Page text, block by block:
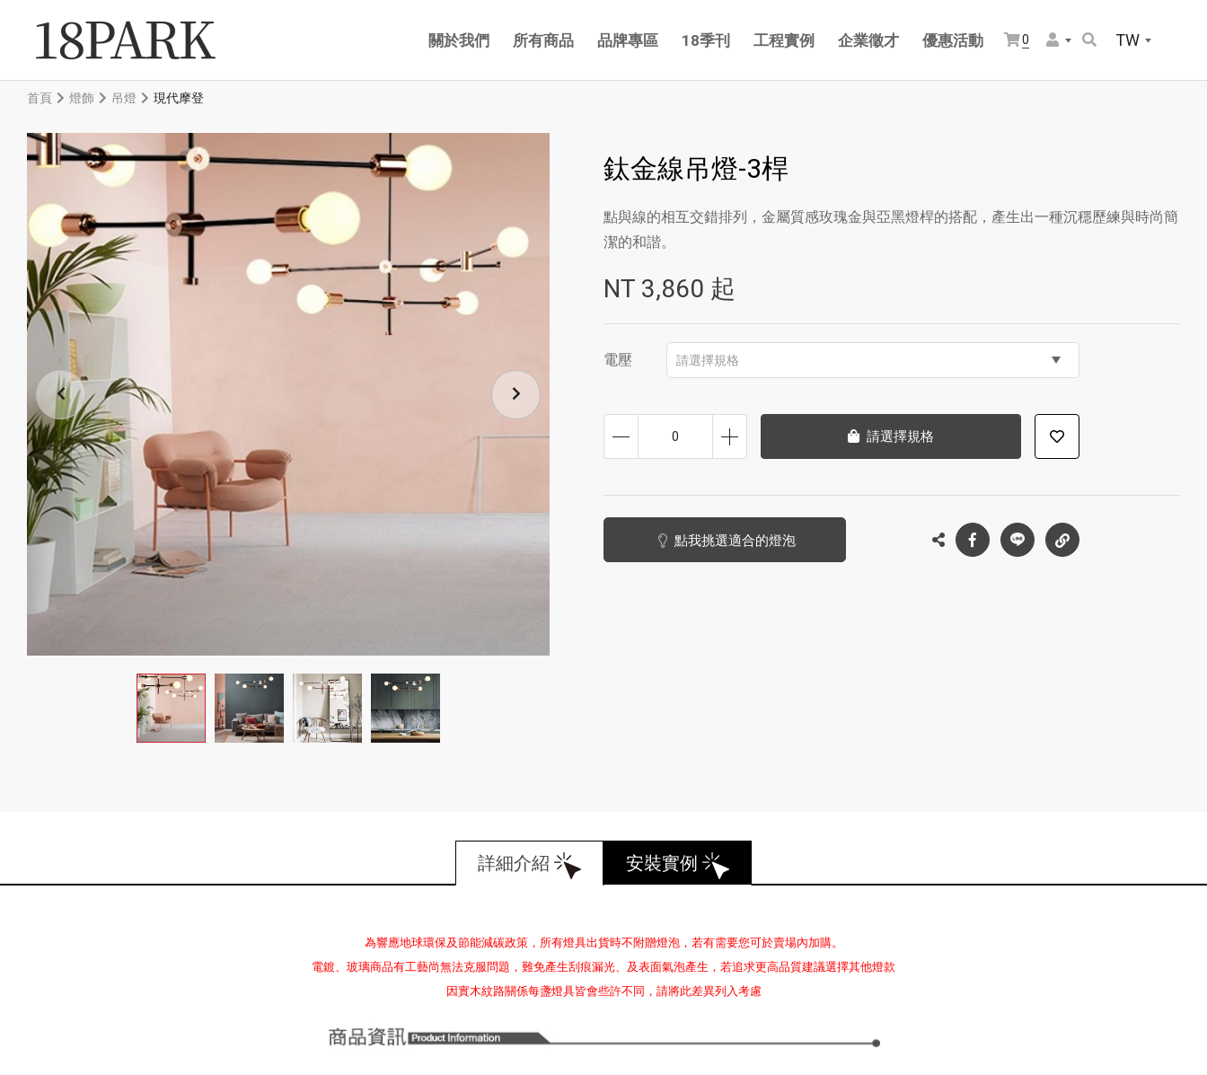
關於我們 所有商品 品牌專區 18季刊 工程實例 企業徵才 優惠活動 0 TW
首頁 燈飾 吊燈 現代摩登
鈦金線吊燈-3桿
點與線的相互交錯排列，金屬質感玫瑰金與亞黑燈桿的搭配，產生出一種沉穩歷練與時尚簡
潔的和諧。
NT 3,860 起
電壓 請選擇規格
0 請選擇規格
點我挑選適合的燈泡
詳細介紹 安裝實例
為響應地球環保及節能減碳政策，所有燈具出貨時不附贈燈泡，若有需要您可於賣場內加購。
電鍍、玻璃商品有工藝尚無法克服問題，難免產生刮痕漏光、及表面氣泡產生，若追求更高品質建議選擇其他燈款
因實木紋路關係每盞燈具皆會些許不同，請將此差異列入考慮